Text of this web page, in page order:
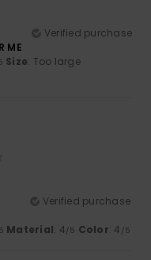
Verified purchase
ME
Size: Too large
Verified purchase
Material: 4/5 Color: 4 /5